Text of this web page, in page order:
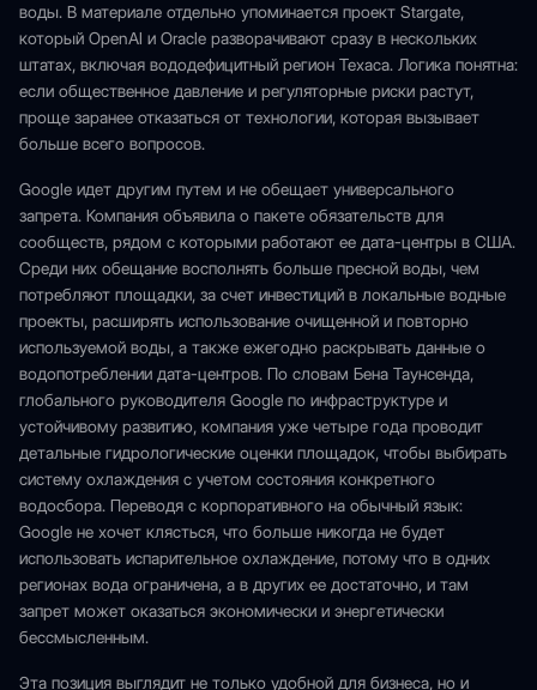
воды. В материале отдельно упоминается проект Stargate,
который OpenAI и Oracle разворачивают сразу в нескольких
штатах, включая вододефицитный регион Техаса. Логика понятна:
если общественное давление и регуляторные риски растут,
проще заранее отказаться от технологии, которая вызывает
больше всего вопросов.
Google идет другим путем и не обещает универсального
запрета. Компания объявила о пакете обязательств для
сообществ, рядом с которыми работают ее дата-центры в США.
Среди них обещание восполнять больше пресной воды, чем
потребляют площадки, за счет инвестиций в локальные водные
проекты, расширять использование очищенной и повторно
используемой воды, а также ежегодно раскрывать данные о
водопотреблении дата-центров. По словам Бена Таунсенда,
глобального руководителя Google по инфраструктуре и
устойчивому развитию, компания уже четыре года проводит
детальные гидрологические оценки площадок, чтобы выбирать
систему охлаждения с учетом состояния конкретного
водосбора. Переводя с корпоративного на обычный язык:
Google не хочет клясться, что больше никогда не будет
использовать испарительное охлаждение, потому что в одних
регионах вода ограничена, а в других ее достаточно, и там
запрет может оказаться экономически и энергетически
бессмысленным.
Эта позиция выглядит не только удобной для бизнеса, но и